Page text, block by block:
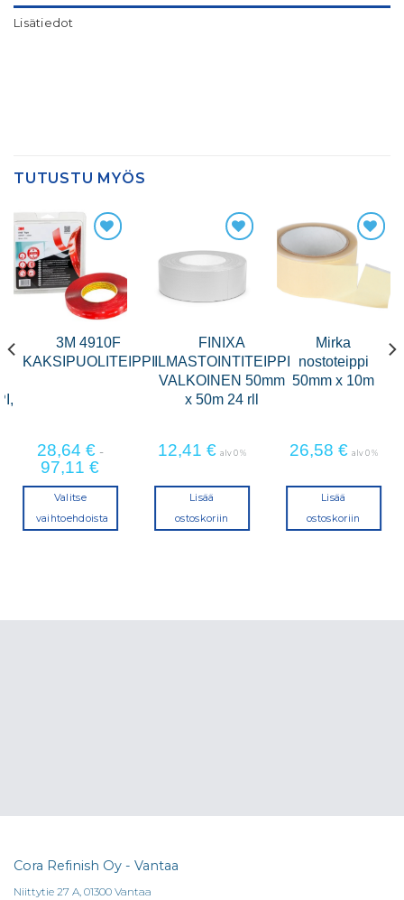
Lisätiedot
TUTUSTU MYÖS
3M 4910F
KAKSIPUOLITEIPPI
28,64 €-
97,11€
Valitse
vaihtoehdoista
FINIXA
ILMASTOINTITEIPPI
VALKOINEN 50mm
x 50m 24 rll
12,41 € alv 0 %
Lisää
ostoskoriin
Mirka
nostoteippi
50mm x 10m
26,58 € alv 0 %
Lisää
ostoskoriin
Cora Refinish Oy - Vantaa
Niittytie 27 A, 01300 Vantaa